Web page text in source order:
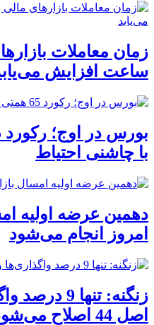
زمان معاملات
ساعت افزایش
با چاشنی احتیاط
دهمین عرضه اولیه
امروز انجام می‌شود
زنگنه: تنها
اصل 44 اصلاح می‌شود